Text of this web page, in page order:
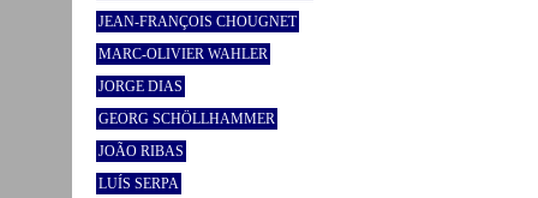
JEAN-FRANÇOIS CHOUGNET
MARC-OLIVIER WAHLER
JORGE DIAS
GEORG SCHÖLLHAMMER
JOÃO RIBAS
LUÍS SERPA